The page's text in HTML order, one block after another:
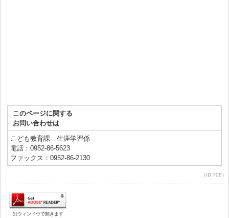
このページに関する
お問い合わせは
こども教育課 生涯学習係
電話：0952-86-5623
ファックス：0952-86-2130
（ID:708）
別ウィンドウで開きます